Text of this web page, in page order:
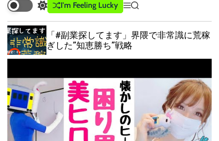
S
w
i
t
c
h
o
l
o
r
m
o
I'm Feeling Lucky
M
e
S
e
a
r
h
「#副業探してます」界隈で非常識に荒稼
ぎした”知恵勝ち”戦略